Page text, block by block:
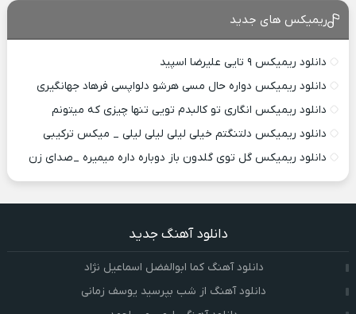
ریمیکس های جدید
دانلود ریمیکس ۹ تایی علیرضا اسپید
دانلود ریمیکس دواره حال مسی هرشو دلواپسی فرهاد جهانگیری
دانلود ریمیکس انگاری تو کالبدم تویی تنها چیزی که میتونم
دانلود ریمیکس دلتنگتم خیلی لیلی لیلی لیلی _ میکس ترکیبی
دانلود ریمیکس گل توی گلدون باز دوباره داره میمیره _صدای زن
دانلود آهنگ جدید
دانلود آهنگ کما ابوالفضل اسماعیل نژاد
دانلود آهنگ از شب بپرسید یوسف زمانی